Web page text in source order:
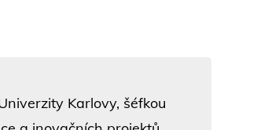
Karlovy, šéfkou